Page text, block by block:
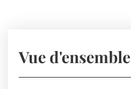
Vue d'ensemble